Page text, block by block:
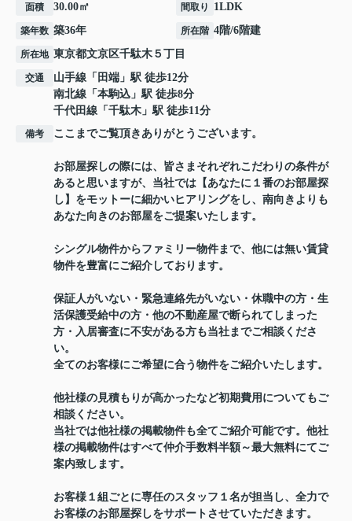
面積 30.00㎡ 間取り 1LDK
築年数 築36年 所在階 4階/6階建
所在地 東京都文京区千駄木 ５丁目
交通 山手線 「 田端 」駅 徒歩12分
南北線 「 本駒込 」駅 徒歩8分
千代田線 「 千駄木 」駅 徒歩11分
備考 ここまでご覧頂きありがとうございます。
お部屋探しの際には、皆さまそれぞれこだわりの条件が
あると思いますが、当社では【あなたに１番のお部屋探
し】をモットーに細かいヒアリングをし、南向きよりも
あなた向きのお部屋をご提案いたします。
シングル物件からファミリー物件まで、他には無い賃貸
物件を豊富にご紹介しております。
保証人がいない・緊急連絡先がいない・休職中の方・生
活保護受給中の方・他の不動産屋で断られてしまった
方・入居審査に不安がある方も当社までご相談くださ
い。
全てのお客様にご希望に合う物件をご紹介いたします。
他社様の見積もりが高かったなど初期費用についてもご
相談ください。
当社では他社様の掲載物件も全てご紹介可能です。他社
様の掲載物件はすべて仲介手数料半額～最大無料にてご
案内致します。
お客様１組ごとに専任のスタッフ１名が担当し、全力で
お客様のお部屋探しをサポートさせていただきます。